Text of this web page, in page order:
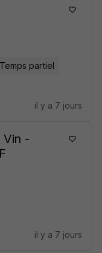
Temps partiel
il y a 7 jours
Vin -
il y a 7 jours